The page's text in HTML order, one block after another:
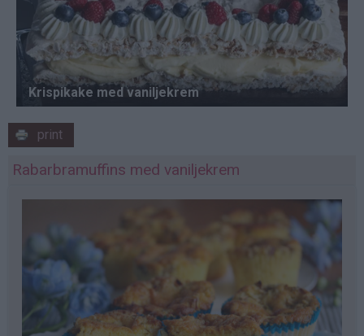
print
Rabarbramuffins med vaniljekrem